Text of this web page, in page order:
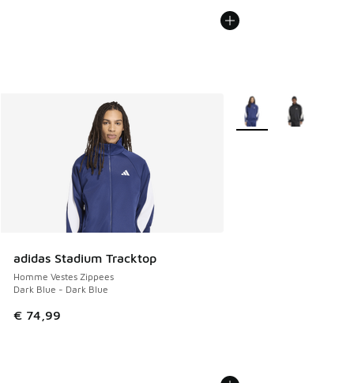
adidas Stadium Tracktop
Homme Vestes Zippees
Dark Blue - Dark Blue
€ 74,99
Plus de couleurs